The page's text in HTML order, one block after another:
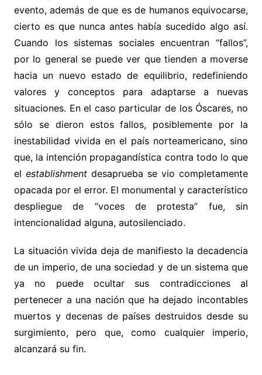
evento, además de que es de humanos equivocarse,
cierto es que nunca antes había sucedido algo así.
Cuando los sistemas sociales encuentran “fallos”,
por lo general se puede ver que tienden a moverse
hacia un nuevo estado de equilibrio, redefiniendo
valores y conceptos para adaptarse a nuevas
situaciones. En el caso particular de los Óscares, no
sólo se dieron estos fallos, posiblemente por la
inestabilidad vivida en el país norteamericano, sino
que, la intención propagandística contra todo lo que
el establishmentdesaprueba se vio completamente
opacada por el error. El monumental y característico
despliegue de “voces de protesta” fue, sin
intencionalidad alguna, autosilenciado.
La situación vivida deja de manifiesto la decadencia
de un imperio, de una sociedad y de un sistema que
ya no puede ocultar sus contradicciones al
pertenecer a una nación que ha dejado incontables
muertos y decenas de países destruidos desde su
surgimiento, pero que, como cualquier imperio,
alcanzará su fin.